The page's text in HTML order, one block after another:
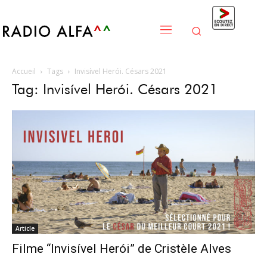
Accueil Tags Invisível Herói. Césars 2021
Tag: Invisível Herói. Césars 2021
Article
Filme “Invisível Herói” de Cristèle Alves